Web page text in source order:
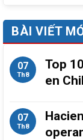
BÀI VIẾT
07
Th8
Top
en
07
Th8